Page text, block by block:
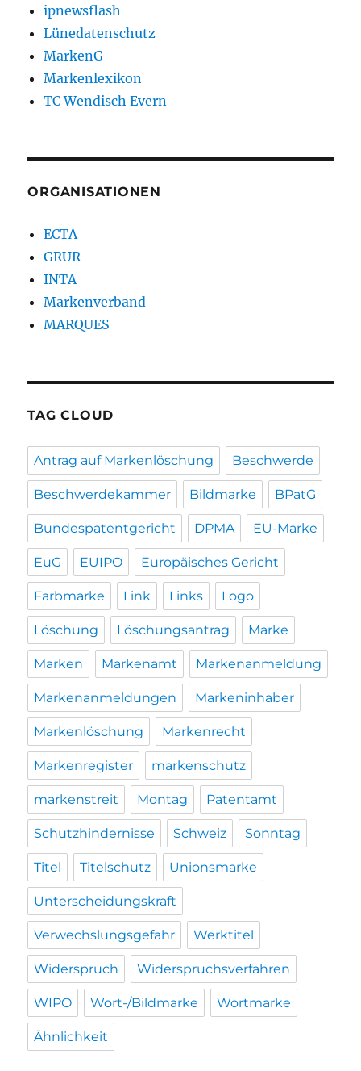
ipnewsflash
Lünedatenschutz
MarkenG
Markenlexikon
TC Wendisch Evern
ORGANISATIONEN
ECTA
GRUR
INTA
Markenverband
MARQUES
TAG CLOUD
Antrag auf Markenlöschung Beschwerde
Beschwerdekammer Bildmarke BPatG
Bundespatentgericht DPMA EU-Marke
EuG EUIPO Europäisches Gericht
Farbmarke Link Links Logo
Löschung Löschungsantrag Marke
Marken Markenamt Markenanmeldung
Markenanmeldungen Markeninhaber
Markenlöschung Markenrecht
Markenregister markenschutz
markenstreit Montag Patentamt
Schutzhindernisse Schweiz Sonntag
Titel Titelschutz Unionsmarke
Unterscheidungskraft
Verwechslungsgefahr Werktitel
Widerspruch Widerspruchsverfahren
WIPO Wort-/Bildmarke Wortmarke
Ähnlichkeit